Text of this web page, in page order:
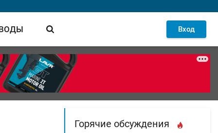
Вход
Горячие обсуждения